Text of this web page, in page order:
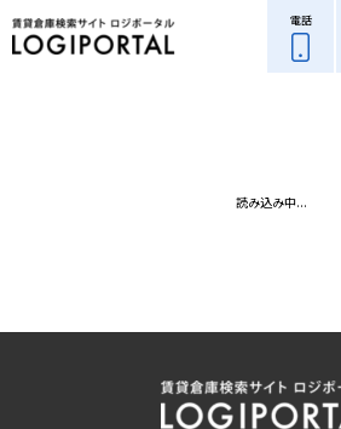
電話
読み込み中...